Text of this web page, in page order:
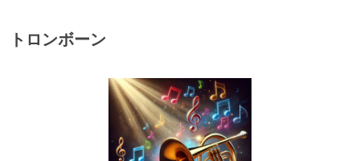
トロンボーン